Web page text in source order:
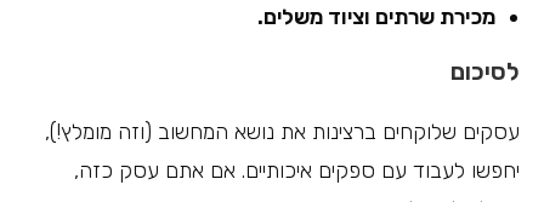
מכירת שרתים וציוד משלים.
לסיכום
עסקים שלוקחים ברצינות את נושא המחשוב (וזה מומלץ!),
יחפשו לעבוד עם ספקים איכותיים. אם אתם עסק כזה,